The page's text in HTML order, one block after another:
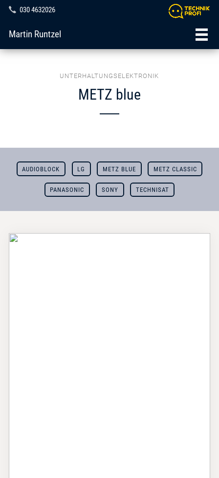
030 4632026
Martin Runtzel
UNTERHALTUNGSELEKTRONIK
METZ blue
AUDIOBLOCK LG METZ BLUE METZ CLASSIC
PANASONIC SONY TECHNISAT